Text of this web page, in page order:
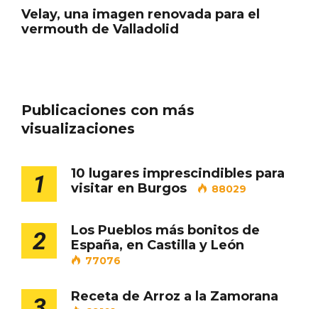
Velay, una imagen renovada para el
vermouth de Valladolid
Publicaciones con más
visualizaciones
1
10 lugares imprescindibles para
visitar en Burgos
88029
2
Los Pueblos más bonitos de
España, en Castilla y León
77076
Receta de Arroz a la Zamorana
de la Trufa Negra de Soria